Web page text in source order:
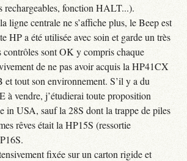
rechargeables, fonction HALT...).
ligne centrale ne s’affiche plus, le Beep est
HP a été utilisée avec soin et garde un très
contrôles sont OK y compris chaque
de ne pas avoir acquis la HP41CX
et tout son environnement. S’il y a du
à vendre, j’étudierai toute proposition
in USA, sauf la 28S dont la trappe de piles
rêves était la HP15S (ressortie
fixée sur un carton rigide et